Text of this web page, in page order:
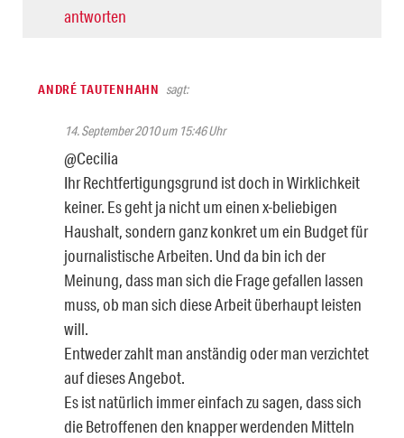
antworten
ANDRÉ TAUTENHAHN sagt:
14. September 2010 um 15:46 Uhr
@Cecilia
Ihr Rechtfertigungsgrund ist doch in Wirklichkeit
keiner. Es geht ja nicht um einen x-beliebigen
Haushalt, sondern ganz konkret um ein Budget für
journalistische Arbeiten. Und da bin ich der
Meinung, dass man sich die Frage gefallen lassen
muss, ob man sich diese Arbeit überhaupt leisten
will.
Entweder zahlt man anständig oder man verzichtet
auf dieses Angebot.
Es ist natürlich immer einfach zu sagen, dass sich
die Betroffenen den knapper werdenden Mitteln